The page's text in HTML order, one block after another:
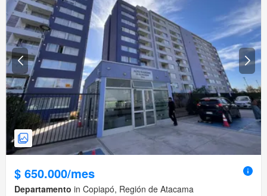
$ 650.000/mes
Departamento in Copiapó, Región de Atacama